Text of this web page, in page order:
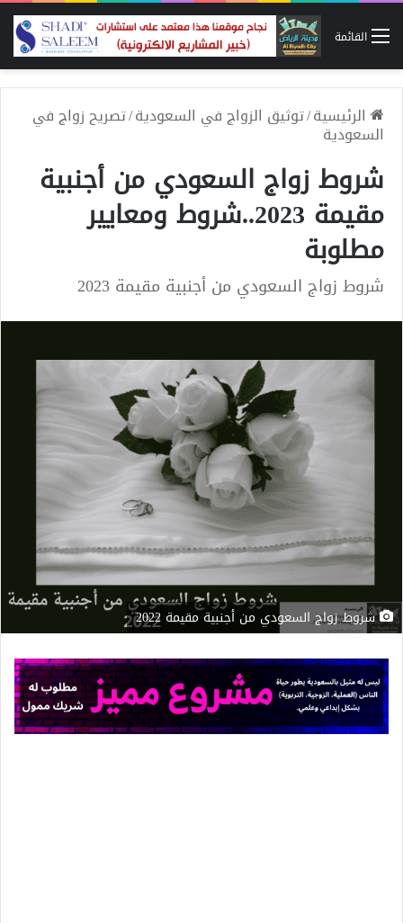
القائمة
الرئيسية/توثيق الزواج في السعودية/تصريح زواج في
السعودية
شروط زواج السعودي من أجنبية
مقيمة 2023..شروط ومعايير
مطلوبة
شروط زواج السعودي من أجنبية مقيمة 2023
شروط زواج السعودي من أجنبية مقيمة 2022